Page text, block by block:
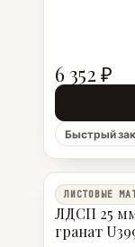
6 352 ₽
Быстрый
ЛИСТОВЫЕ
ЛДСП 25
гранат